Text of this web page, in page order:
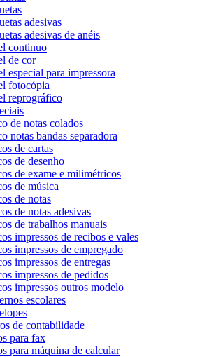
adesivas
adesivas de anéis
continuo
de cor
especial para impressora
fotocópia
reprográfico
de notas colados
notas bandas separadora
de cartas
de desenho
de exame e milimétricos
de música
de notas
de notas adesivas
de trabalhos manuais
impressos de recibos e vales
impressos de empregado
impressos de entregas
impressos de pedidos
impressos outros modelo
escolares
de contabilidade
para fax
para máquina de calcular